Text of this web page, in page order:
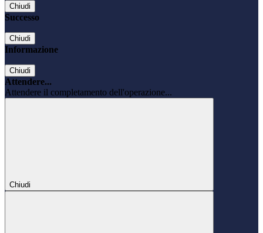
Chiudi
Successo
Chiudi
Informazione
Chiudi
Attendere...
Attendere il completamento dell'operazione...
Chiudi